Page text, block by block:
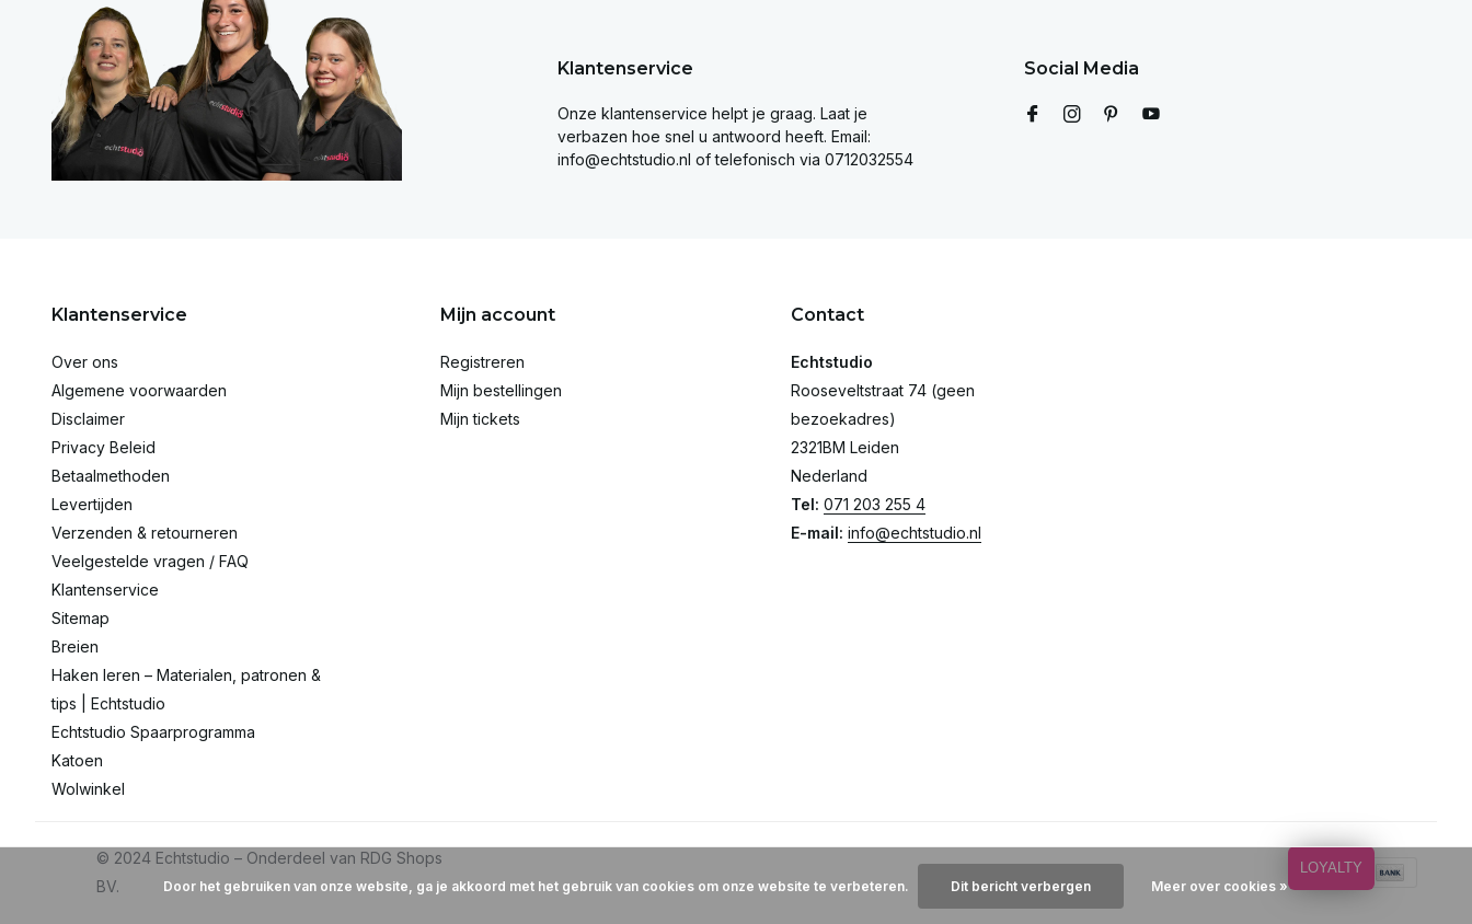
Klantenservice
Onze klantenservice helpt je graag. Laat je
verbazen hoe snel u antwoord heeft. Email:
info@echtstudio.nl of telefonisch via 0712032554
Social Media
Klantenservice
Over ons
Algemene voorwaarden
Disclaimer
Privacy Beleid
Betaalmethoden
Levertijden
Verzenden & retourneren
Veelgestelde vragen / FAQ
Klantenservice
Sitemap
Breien
Haken leren – Materialen, patronen &
tips | Echtstudio
Echtstudio Spaarprogramma
Katoen
Wolwinkel
Mijn account
Registreren
Mijn bestellingen
Mijn tickets
Contact
Echtstudio
Rooseveltstraat 74 (geen
bezoekadres)
2321BM Leiden
Nederland
Tel: 071 203 255 4
E-mail: info@echtstudio.nl
Door het gebruiken van onze website, ga je akkoord met het gebruik van cookies om onze website te verbeteren. Dit bericht verbergen Meer over cookies »
LOYALTY